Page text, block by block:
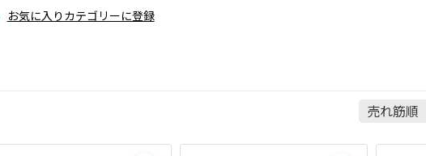
ペット用品
ルで、夏の頭皮ストレスを完全リセッ
友だち
お気に入りカテゴリーに登録